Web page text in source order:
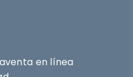
en línea